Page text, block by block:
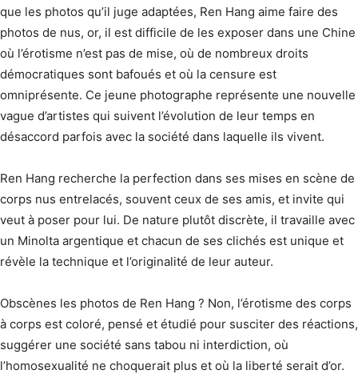
que les photos qu’il juge adaptées, Ren Hang aime faire des
photos de nus, or, il est difficile de les exposer dans une Chine
où l’érotisme n’est pas de mise, où de nombreux droits
démocratiques sont bafoués et où la censure est
omniprésente. Ce jeune photographe représente une nouvelle
vague d’artistes qui suivent l’évolution de leur temps en
désaccord parfois avec la société dans laquelle ils vivent.
Ren Hang recherche la perfection dans ses mises en scène de
corps nus entrelacés, souvent ceux de ses amis, et invite qui
veut à poser pour lui. De nature plutôt discrète, il travaille avec
un Minolta argentique et chacun de ses clichés est unique et
révèle la technique et l’originalité de leur auteur.
Obscènes les photos de Ren Hang ? Non, l’érotisme des corps
à corps est coloré, pensé et étudié pour susciter des réactions,
suggérer une société sans tabou ni interdiction, où
l’homosexualité ne choquerait plus et où la liberté serait d’or.